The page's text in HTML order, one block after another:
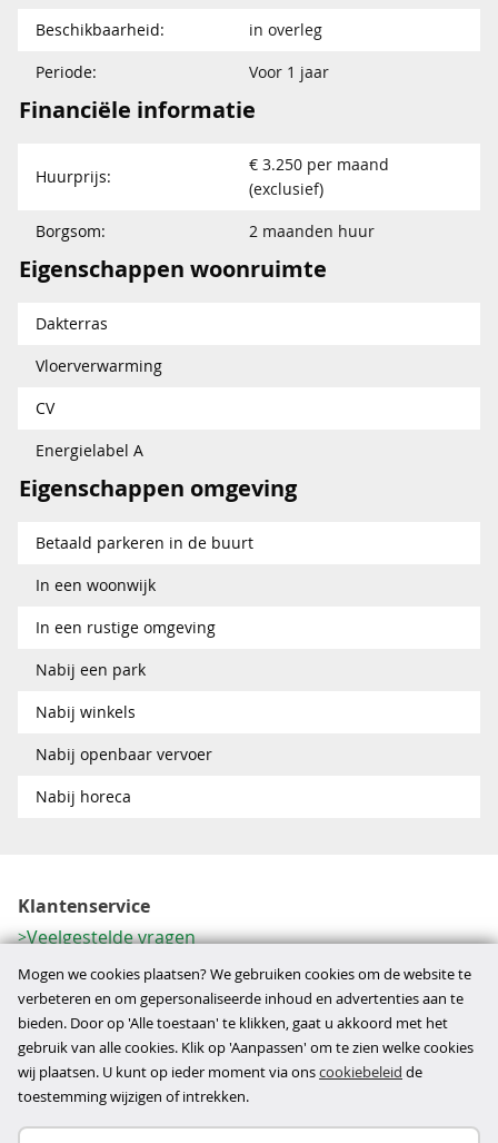
Beschikbaarheid:
in overleg
Periode:
Voor 1 jaar
Financiële informatie
Huurprijs:
€ 3.250 per maand
(exclusief)
Borgsom:
2 maanden huur
Eigenschappen woonruimte
Dakterras
Vloerverwarming
CV
Energielabel A
Eigenschappen omgeving
Betaald parkeren in de buurt
In een woonwijk
In een rustige omgeving
Nabij een park
Nabij winkels
Nabij openbaar vervoer
Nabij horeca
Klantenservice
Veelgestelde vragen
Contactformulier
Herroeping
Over ons
Bedrijfsgegevens
Werkwijze
Mogen we cookies plaatsen? We gebruiken cookies om de website te
verbeteren en om gepersonaliseerde inhoud en advertenties aan te
bieden. Door op 'Alle toestaan' te klikken, gaat u akkoord met het
gebruik van alle cookies. Klik op 'Aanpassen' om te zien welke cookies
wij plaatsen. U kunt op ieder moment via onscookiebeleid de
toestemming wijzigen of intrekken.